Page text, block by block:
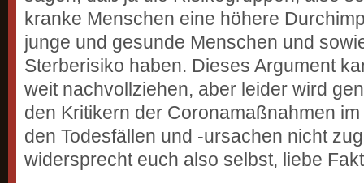
kranke Menschen eine höhere
junge und gesunde Menschen und
Sterberisiko haben. Dieses Argument
weit nachvollziehen, aber leider wird
den Kritikern der Coronamaßnahmen
den Todesfällen und -ursachen nicht
widersprecht euch also selbst, liebe